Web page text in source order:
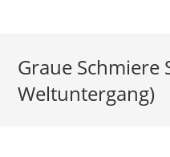
Graue Schmiere
Weltuntergang)